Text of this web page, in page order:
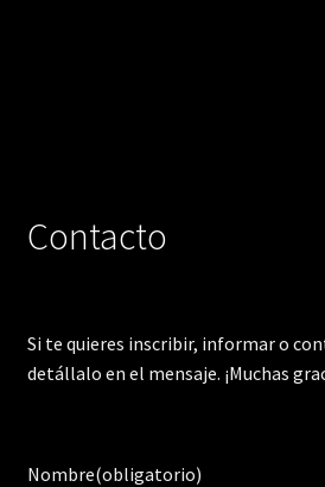
Contacto
Si te quieres inscribir, informar o
detállalo en el mensaje. ¡Muchas
Nombre(obligatorio)